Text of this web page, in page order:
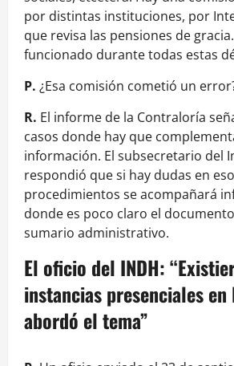
por distintas instituciones, por
que revisa las pensiones de
funcionado durante todas estas
P. ¿Esa comisión cometió un
R. El informe de la Contraloría
casos donde hay que
información. El subsecretario del
respondió que si hay dudas en
procedimientos se acompañará
donde es poco claro el
sumario administrativo.
El oficio del INDH:
instancias presenciales en
abordó el tema”